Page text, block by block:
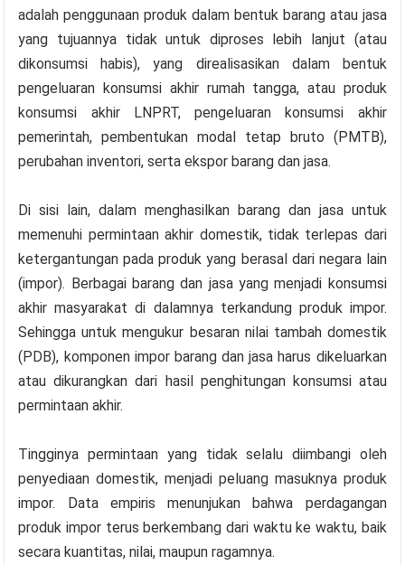
adalah penggunaan produk dalam bentuk barang atau jasa
yang tujuannya tidak untuk diproses lebih lanjut (atau
dikonsumsi habis), yang direalisasikan dalam bentuk
pengeluaran konsumsi akhir rumah tangga, atau produk
konsumsi akhir LNPRT, pengeluaran konsumsi akhir
pemerintah, pembentukan modal tetap bruto (PMTB),
perubahan inventori, serta ekspor barang dan jasa.
Di sisi lain, dalam menghasilkan barang dan jasa untuk
memenuhi permintaan akhir domestik, tidak terlepas dari
ketergantungan pada produk yang berasal dari negara lain
(impor). Berbagai barang dan jasa yang menjadi konsumsi
akhir masyarakat di dalamnya terkandung produk impor.
Sehingga untuk mengukur besaran nilai tambah domestik
(PDB), komponen impor barang dan jasa harus dikeluarkan
atau dikurangkan dari hasil penghitungan konsumsi atau
permintaan akhir.
Tingginya permintaan yang tidak selalu diimbangi oleh
penyediaan domestik, menjadi peluang masuknya produk
impor. Data empiris menunjukan bahwa perdagangan
produk impor terus berkembang dari waktu ke waktu, baik
secara kuantitas, nilai, maupun ragamnya.